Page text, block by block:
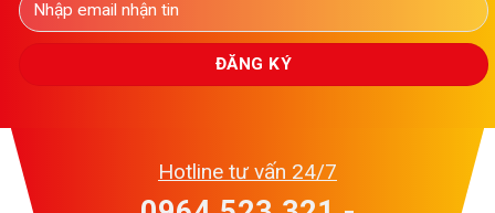
Hotline tư vấn 24/7